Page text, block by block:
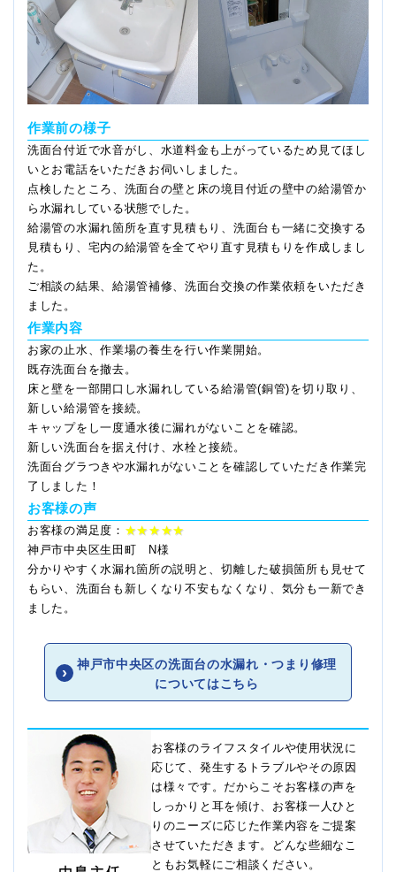
作業前の様子
洗面台付近で水音がし、水道料金も上がっているため見てほし
いとお電話をいただきお伺いしました。
点検したところ、洗面台の壁と床の境目付近の壁中の給湯管か
ら水漏れしている状態でした。
給湯管の水漏れ箇所を直す見積もり、洗面台も一緒に交換する
見積もり、宅内の給湯管を全てやり直す見積もりを作成しまし
た。
ご相談の結果、給湯管補修、洗面台交換の作業依頼をいただき
ました。
作業内容
お家の止水、作業場の養生を行い作業開始。
既存洗面台を撤去。
床と壁を一部開口し水漏れしている給湯管(銅管)を切り取り、
新しい給湯管を接続。
キャップをし一度通水後に漏れがないことを確認。
新しい洗面台を据え付け、水栓と接続。
洗面台グラつきや水漏れがないことを確認していただき作業完
了しました！
お客様の声
お客様の満足度： ★★★★★
神戸市中央区生田町 N様
分かりやすく水漏れ箇所の説明と、切離した破損箇所も見せて
もらい、洗面台も新しくなり不安もなくなり、気分も一新でき
ました。
神戸市中央区の洗面台の水漏れ・つまり修理
についてはこちら
お客様のライフスタイルや使用状況に
応じて、発生するトラブルやその原因
は様々です。だからこそお客様の声を
しっかりと耳を傾け、お客様一人ひと
りのニーズに応じた作業内容をご提案
させていただきます。どんな些細なこ
ともお気軽にご相談ください。